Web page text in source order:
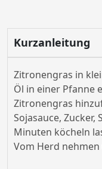
Kurzanleitung
Zitronengras in
Öl in einer Pfanne
Zitronengras
Sojasauce,
Minuten köcheln
Vom Herd